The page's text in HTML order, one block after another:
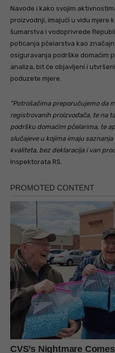
Navode i kako svojim
proizvodnji, imajući u vidu mjere
šumarstva i vodoprivrede
poticanja pčelarstva kao
osiguravanja podrške domaćim
analiza, bit će objavljeni i
poduzete mjere.
“Potrošačima preporučujemo da
registrovanih proizvođača, te na
podršku domaćim pčelarima, te
slučajeve u kojima imaju
kvaliteta, bez deklaracija i van
Inspektorata RS.